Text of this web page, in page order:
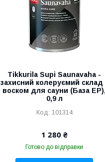
Tikkurila Supi Saunavaha -
захисний колеруємий склад
воском для сауни (База EP),
0,9 л
101314
1 280 ₴
Готово до відправки